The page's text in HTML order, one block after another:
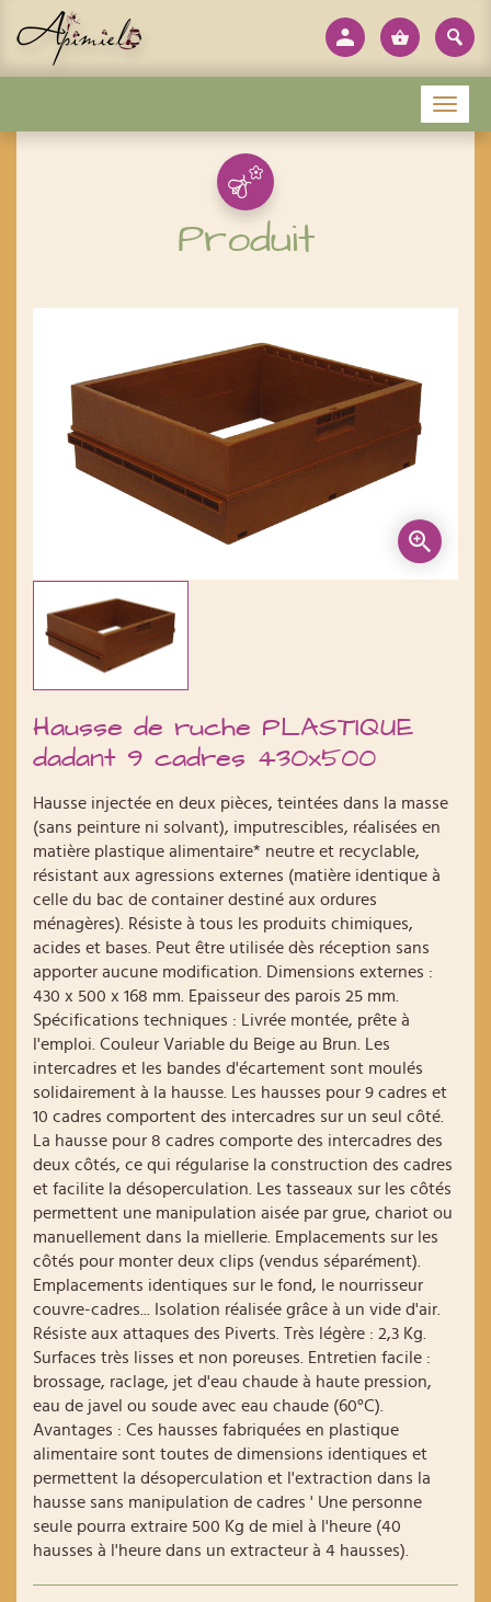
Produit
Hausse de ruche PLASTIQUE
dadant 9 cadres 430x500
Hausse injectée en deux pièces, teintées dans la masse
(sans peinture ni solvant), imputrescibles, réalisées en
matière plastique alimentaire* neutre et recyclable,
résistant aux agressions externes (matière identique à
celle du bac de container destiné aux ordures
ménagères). Résiste à tous les produits chimiques,
acides et bases. Peut être utilisée dès réception sans
apporter aucune modification. Dimensions externes :
430 x 500 x 168 mm. Epaisseur des parois 25 mm.
Spécifications techniques : Livrée montée, prête à
l'emploi. Couleur Variable du Beige au Brun. Les
intercadres et les bandes d'écartement sont moulés
solidairement à la hausse. Les hausses pour 9 cadres et
10 cadres comportent des intercadres sur un seul côté.
La hausse pour 8 cadres comporte des intercadres des
deux côtés, ce qui régularise la construction des cadres
et facilite la désoperculation. Les tasseaux sur les côtés
permettent une manipulation aisée par grue, chariot ou
manuellement dans la miellerie. Emplacements sur les
côtés pour monter deux clips (vendus séparément).
Emplacements identiques sur le fond, le nourrisseur
couvre-cadres... Isolation réalisée grâce à un vide d'air.
Résiste aux attaques des Piverts. Très légère : 2,3 Kg.
Surfaces très lisses et non poreuses. Entretien facile :
brossage, raclage, jet d'eau chaude à haute pression,
eau de javel ou soude avec eau chaude (60°C).
Avantages : Ces hausses fabriquées en plastique
alimentaire sont toutes de dimensions identiques et
permettent la désoperculation et l'extraction dans la
hausse sans manipulation de cadres ' Une personne
seule pourra extraire 500 Kg de miel à l'heure (40
hausses à l'heure dans un extracteur à 4 hausses).
Menu
Panneau de gestion des cookies